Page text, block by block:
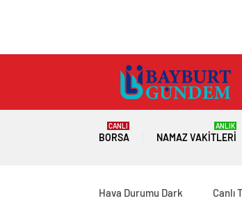
BORSA
CANLI
NAMAZ VAKITLERI
ANLIK
Hava Durumu Dark Canlı